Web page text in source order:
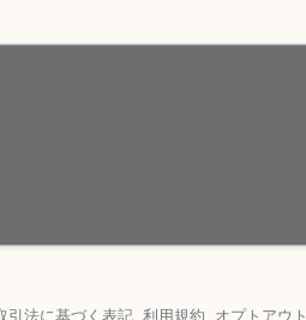
引法に基づく表記 利用規約 オプトアウト